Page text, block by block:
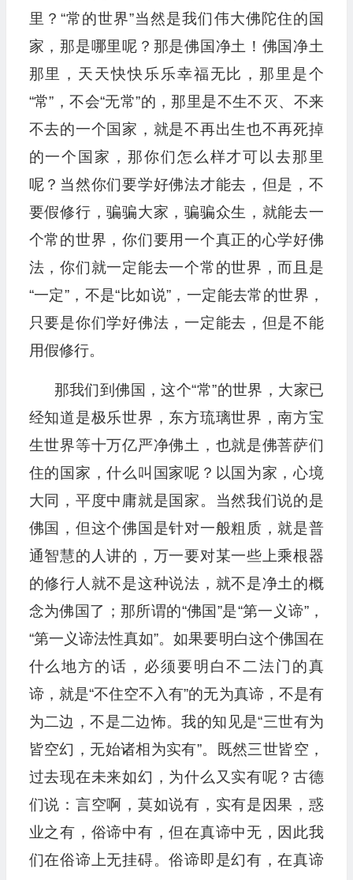
里？“常的世界”当然是我们伟大佛陀住的国
家，那是哪里呢？那是佛国净土！佛国净土
那里，天天快快乐乐幸福无比，那里是个
“常”，不会“无常”的，那里是不生不灭、不来
不去的一个国家，就是不再出生也不再死掉
的一个国家，那你们怎么样才可以去那里
呢？当然你们要学好佛法才能去，但是，不
要假修行，骗骗大家，骗骗众生，就能去一
个常的世界，你们要用一个真正的心学好佛
法，你们就一定能去一个常的世界，而且是
“一定”，不是“比如说”，一定能去常的世界，
只要是你们学好佛法，一定能去，但是不能
用假修行。
那我们到佛国，这个“常”的世界，大家已
经知道是极乐世界，东方琉璃世界，南方宝
生世界等十万亿严净佛土，也就是佛菩萨们
住的国家，什么叫国家呢？以国为家，心境
大同，平度中庸就是国家。当然我们说的是
佛国，但这个佛国是针对一般粗质，就是普
通智慧的人讲的，万一要对某一些上乘根器
的修行人就不是这种说法，就不是净土的概
念为佛国了；那所谓的“佛国”是“第一义谛”，
“第一义谛法性真如”。如果要明白这个佛国在
什么地方的话，必须要明白不二法门的真
谛，就是“不住空不入有”的无为真谛，不是有
为二边，不是二边怖。我的知见是“三世有为
皆空幻，无始诸相为实有”。既然三世皆空，
过去现在未来如幻，为什么又实有呢？古德
们说：言空啊，莫如说有，实有是因果，惑
业之有，俗谛中有，但在真谛中无，因此我
们在俗谛上无挂碍。俗谛即是幻有，在真谛